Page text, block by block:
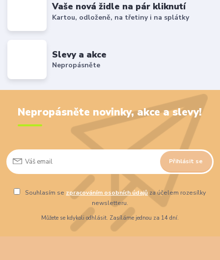
Vaše nová židle na pár kliknutí
Kartou, odloženě, na třetiny i na splátky
Slevy a akce
Nepropásněte
Nepropásněte novinky, akce a slevy!
Přihlásit se
Souhlasím se zpracováním osobních údajů za účelem rozesílky
newsletteru.
Můžete se kdykoli odhlásit. Zasíláme jednou za 14 dní.